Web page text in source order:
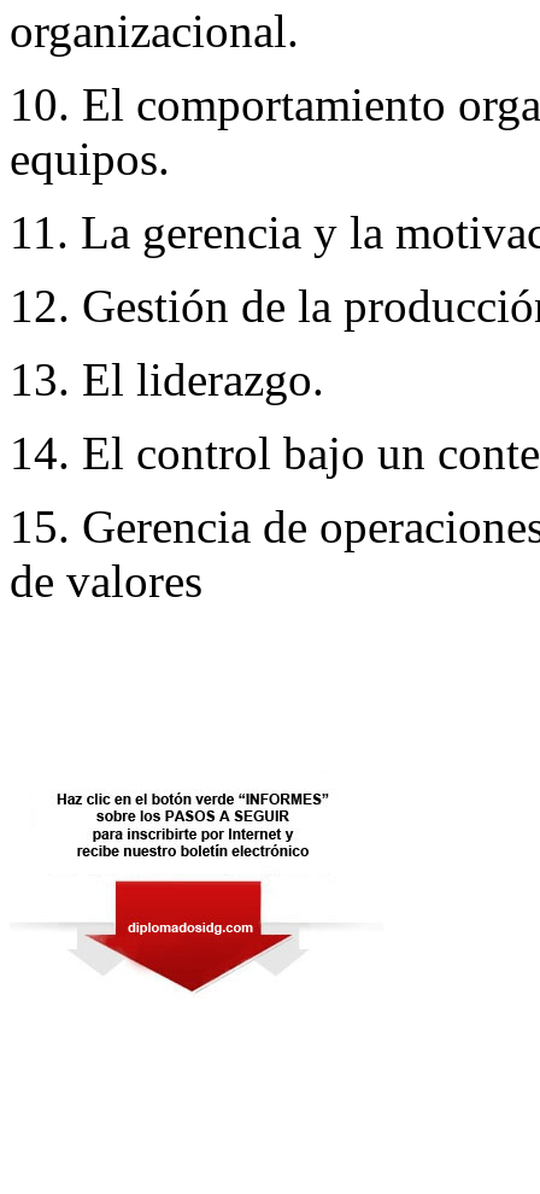
organizacional.
10. El comportamiento
equipos.
11. La gerencia y la
12. Gestión de la
13. El liderazgo.
14. El control bajo un
15. Gerencia de
de valores